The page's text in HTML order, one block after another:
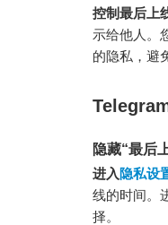
控制最后上
示给他人。
的隐私，避
隐藏“最后
进入 隐私设
线的时间。
择。